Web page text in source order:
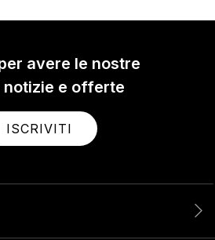
avere le nostre
notizie e offerte
ISCRIVITI